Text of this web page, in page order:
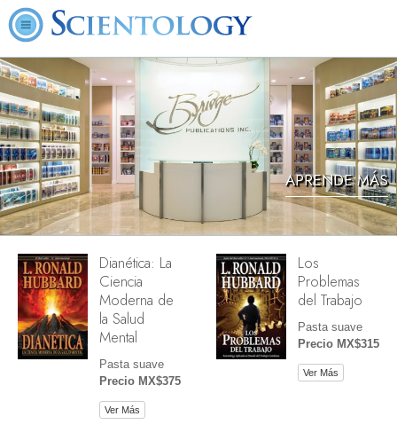
APRENDE MÁS
Dianética: La
Ciencia
Moderna de
la Salud
Mental
Pasta suave
Precio MX$375
Ver Más
Los
Problemas
del Trabajo
Pasta suave
Precio MX$315
Ver Más